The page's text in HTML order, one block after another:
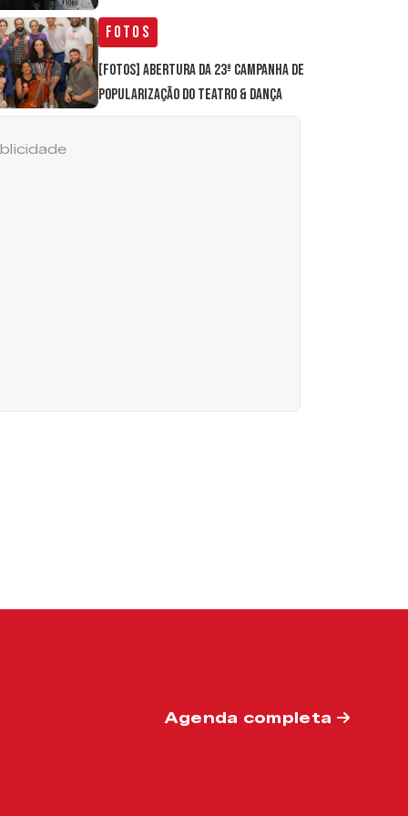
Fotos
[FOTOS] Abertura da 23ª Campanha de
Popularização do Teatro & Dança
Agenda completa